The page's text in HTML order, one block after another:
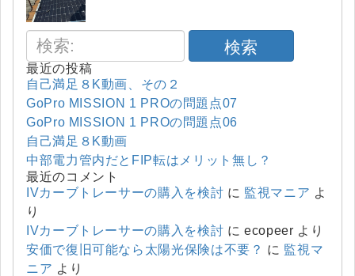
検索
最近の投稿
自己満足８K動画、その２
GoPro MISSION 1 PROの問題点07
GoPro MISSION 1 PROの問題点06
自己満足８K動画
中部電力管内だとFIP転はメリット無し？
最近のコメント
IVカーブトレーサーの購入を検討 に 監視マニア よ
り
IVカーブトレーサーの購入を検討 にecopeer より
安価で復旧可能なら太陽光保険は不要？ に 監視マ
ニア より